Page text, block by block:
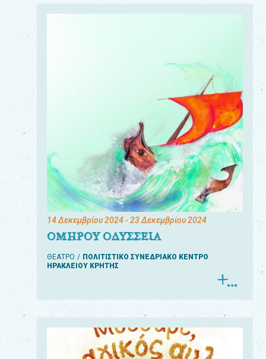
14 Δεκεμβρίου 2024- 23 Δεκεμβρίου 2024
ΟΜΗΡΟΥ ΟΔΥΣΣΕΙΑ
ΘΕΑΤΡΟ
ΠΟΛΙΤΙΣΤΙΚΟ ΣΥΝΕΔΡΙΑΚΟ ΚΕΝΤΡΟ
ΗΡΑΚΛΕΙΟΥ ΚΡΗΤΗΣ